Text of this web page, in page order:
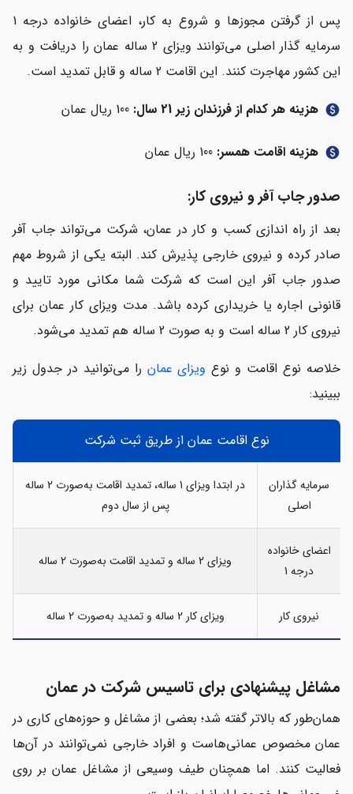
پس از گرفتن مجوزها و شروع به کار، اعضای خانواده درجه 1
سرمایه گذار اصلی می‌توانند ویزای 2 ساله عمان را دریافت و به
این کشور مهاجرت کنند. این اقامت 2 ساله و قابل تمدید است.
paid هزینه هر کدام از فرزندان زیر 21 سال:
paid هزینه اقامت همسر:
صدور جاب آفر و نیروی کار:
بعد از راه اندازی کسب و کار در عمان، شرکت می‌تواند جاب آفر
صادر کرده و نیروی خارجی پذیرش کند. البته یکی از شروط مهم
صدور جاب آفر این است که شرکت شما مکانی مورد تایید و
قانونی اجاره یا خریداری کرده باشد. مدت ویزای کار عمان برای
نیروی کار 2 ساله است و به صورت 2 ساله هم تمدید می‌شود.
خلاصه نوع اقامت و نوع ویزای عمان را می‌توانید در جدول زیر
ببینید:
نوع اقامت عمان از طریق ثبت شرکت
سرمایه گذاران
اصلی
در ابتدا ویزای 1 ساله، تمدید اقامت به‌صورت 2 ساله
پس از سال دوم
اعضای خانواده
درجه 1
ویزای 2 ساله و تمدید اقامت به‌صورت 2 ساله
نیروی کار ویزای کار 2 ساله و تمدید به‌صورت 2 ساله
مشاغل پیشنهادی برای تاسیس شرکت در عمان
همان‌طور که بالاتر گفته شد؛ بعضی از مشاغل و حوزه‌های کاری در
عمان مخصوص عمانی‌هاست و افراد خارجی نمی‌توانند در آن‌ها
فعالیت کنند. اما همچنان طیف وسیعی از مشاغل عمان بر روی